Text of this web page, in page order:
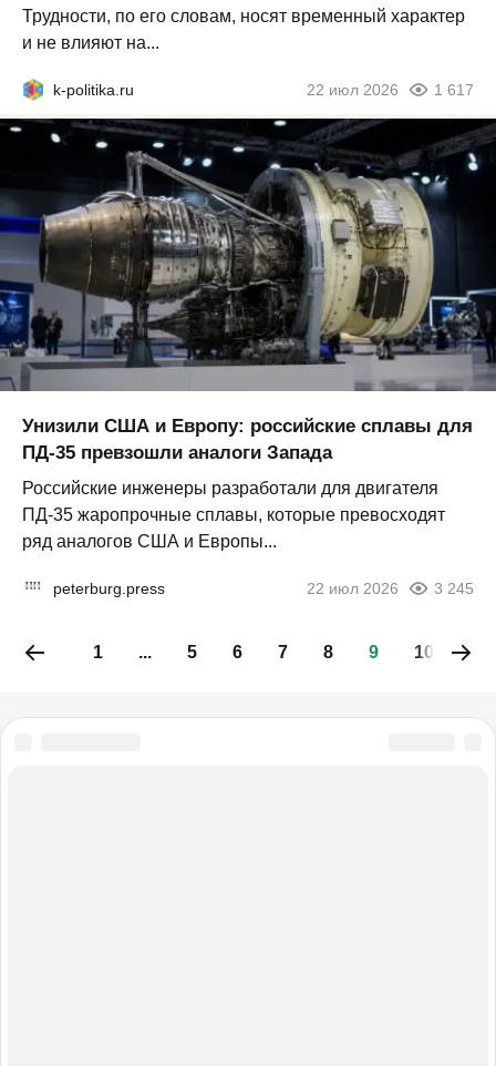
Трудности, по его словам, носят временный характер
и не влияют на...
k-politika.ru 22 июл 2026 1 617
Унизили США и Европу: российские сплавы для
ПД-35 превзошли аналоги Запада
Российские инженеры разработали для двигателя
ПД-35 жаропрочные сплавы, которые превосходят
ряд аналогов США и Европы...
peterburg.press 22 июл 2026 3 245
1 ... 5 6 7 8 9 10 11